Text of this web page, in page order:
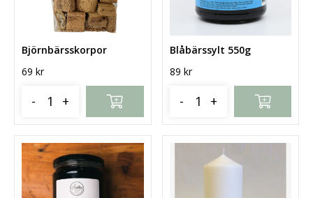
Björnbärsskorpor
69 kr
- +
Blåbärssylt 550g
89 kr
- +